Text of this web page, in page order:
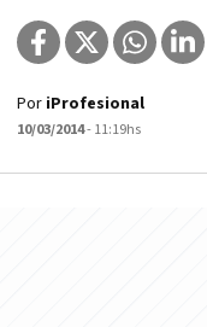
Por iProfesional
10/03/2014- 11:19hs